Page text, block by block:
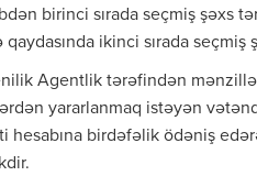
birinci sırada seçmiş şəxs
qaydasında ikinci sırada
Agentlik tərəfindən
yararlanmaq istəyən
hesabına birdəfəlik ödəniş